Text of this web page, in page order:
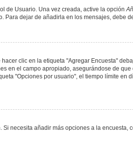
de Usuario. Una vez creada, active la opción
Para dejar de añadirla en los mensajes, debe
clic en la etiqueta "Agregar Encuesta"
en el campo apropiado, asegurándose de
"Opciones por usuario", el tiempo límite
necesita añadir más opciones a la encuesta,